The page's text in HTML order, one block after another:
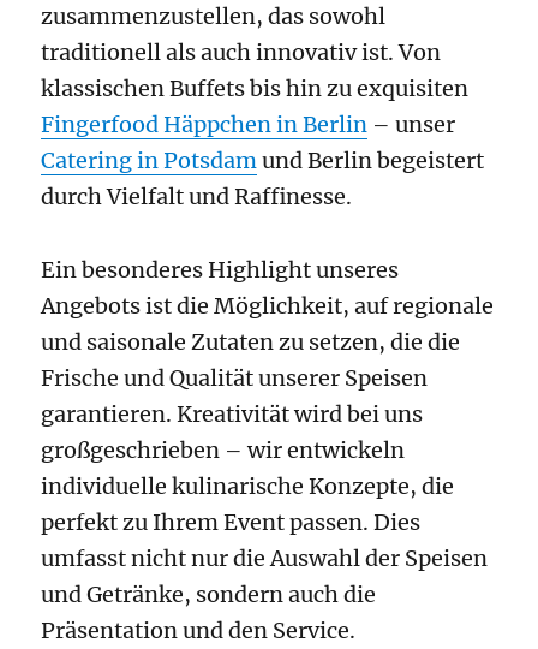
zusammenzustellen, das sowohl
traditionell als auch innovativ ist. Von
klassischen Buffets bis hin zu exquisiten
Fingerfood Häppchen in Berlin – unser
Catering in Potsdamund Berlin begeistert
durch Vielfalt und Raffinesse.
Ein besonderes Highlight unseres
Angebots ist die Möglichkeit, auf regionale
und saisonale Zutaten zu setzen, die die
Frische und Qualität unserer Speisen
garantieren. Kreativität wird bei uns
großgeschrieben – wir entwickeln
individuelle kulinarische Konzepte, die
perfekt zu Ihrem Event passen. Dies
umfasst nicht nur die Auswahl der Speisen
und Getränke, sondern auch die
Präsentation und den Service.